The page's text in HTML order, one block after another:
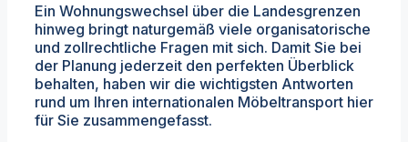
Ein Wohnungswechsel über die Landesgrenzen
hinweg bringt naturgemäß viele organisatorische
und zollrechtliche Fragen mit sich. Damit Sie bei
der Planung jederzeit den perfekten Überblick
behalten, haben wir die wichtigsten Antworten
rund um Ihren internationalen Möbeltransport hier
für Sie zusammengefasst.